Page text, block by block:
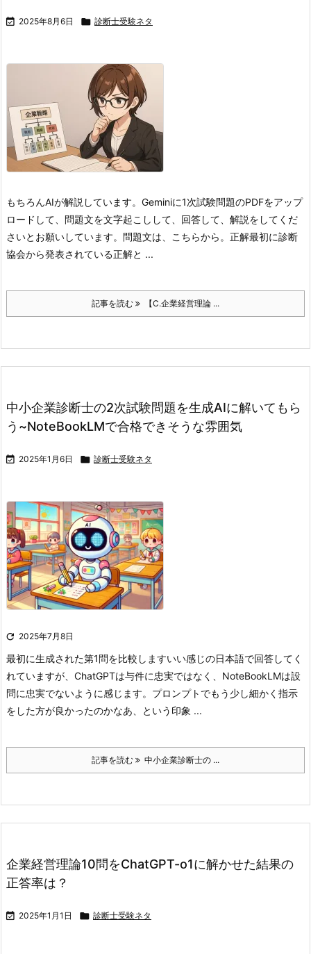
 2025年8月6日  診断士受験ネタ
もちろんAIが解説しています。Geminiに1次試験問題のPDFをアップ
ロードして、問題文を文字起こしして、回答して、解説をしてくだ
さいとお願いしています。問題文は、こちらから。 正解最初に診断
協会から発表されている正解と ...
記事を読む 【C.企業経営理論 ...
中小企業診断士の2次試験問題を生成AIに解いてもら
う~NoteBookLMで合格できそうな雰囲気
 2025年1月6日  診断士受験ネタ
 2025年7月8日
最初に生成された第1問を比較しますいい感じの日本語で回答してく
れていますが、ChatGPTは与件に忠実ではなく、NoteBookLMは設
問に忠実でないように感じます。プロンプトでもう少し細かく指示
をした方が良かったのかなあ、という印象 ...
記事を読む 中小企業診断士の ...
企業経営理論10問をChatGPT-o1に解かせた結果の
正答率は？
 2025年1月1日  診断士受験ネタ